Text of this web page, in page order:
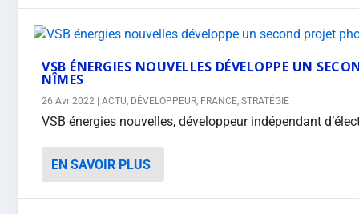
VSB ÉNERGIES NOUVELLES DÉVELOPPE UN
NÎMES
26 Avr 2022 |ACTU, DÉVELOPPEUR, FRANCE,STRATÉGIE
VSB énergies nouvelles, développeur indépendant
EN SAVOIR PLUS